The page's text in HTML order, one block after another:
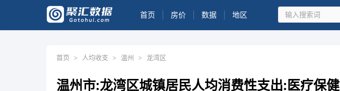
首页 房价 数据 地区
首页 > 人均收支 > 温州 > 龙湾区
温州市:龙湾区城镇居民人均消费性支出:医疗保健